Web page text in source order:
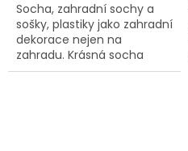
Socha, zahradní sochy a
sošky, plastiky jako zahradní
dekorace nejen na
zahradu. Krásná socha
Anděl klečící IV Prémiová